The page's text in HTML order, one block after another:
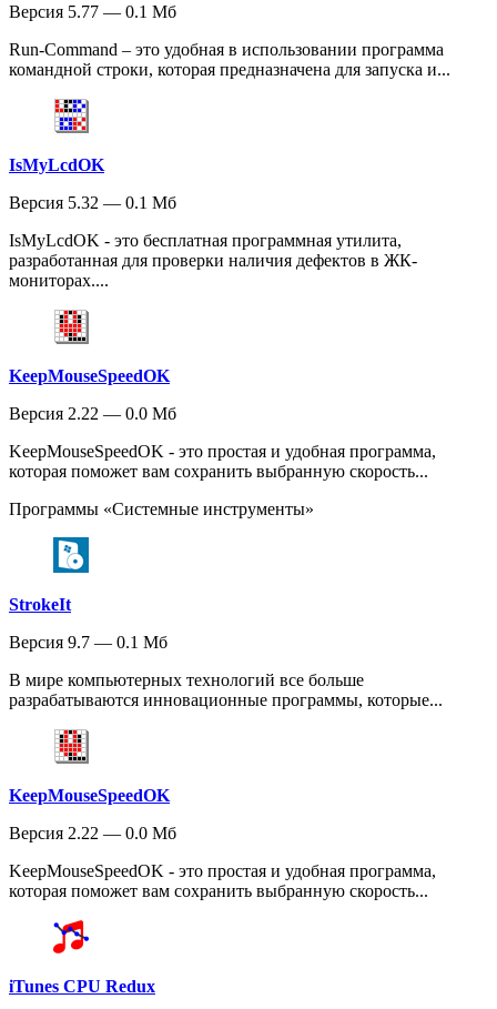
Версия 5.77 — 0.1 Мб
Run-Command – это удобная в использовании программа
командной строки, которая предназначена для запуска и...
IsMyLcdOK
Версия 5.32 — 0.1 Мб
IsMyLcdOK - это бесплатная программная утилита,
разработанная для проверки наличия дефектов в ЖК-
мониторах....
KeepMouseSpeedOK
Версия 2.22 — 0.0 Мб
KeepMouseSpeedOK - это простая и удобная программа,
которая поможет вам сохранить выбранную скорость...
Программы «Системные инструменты»
StrokeIt
Версия 9.7 — 0.1 Мб
В мире компьютерных технологий все больше
разрабатываются инновационные программы, которые...
KeepMouseSpeedOK
Версия 2.22 — 0.0 Мб
KeepMouseSpeedOK - это простая и удобная программа,
которая поможет вам сохранить выбранную скорость...
iTunes CPU Redux